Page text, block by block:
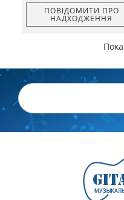
ПОВІДОМИТИ ПРО
НАДХОДЖЕННЯ